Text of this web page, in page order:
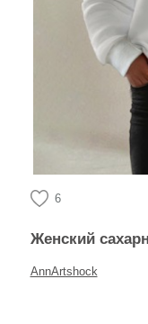
6
Женский
AnnArtshock